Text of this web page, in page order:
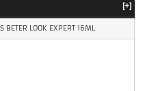
[+]
BETER LOOK EXPERT 16ML